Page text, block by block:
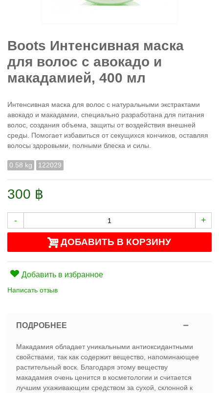
Boots Интенсивная маска
для волос с авокадо и
макадамией, 400 мл
Интенсивная маска для волос с натуральными экстрактами
авокадо и макадамии, специально разработана для питания
волос, создания объема, защиты от воздействия внешней
среды. Помогает избавиться от секущихся кончиков, оставляя
волосы здоровыми, полными блеска и силы.
0.58 kg 122029
300 ฿
- +
ДОБАВИТЬ В КОРЗИНУ
Добавить в избранное
Написать отзыв
ПОДРОБНЕЕ
Макадамия обладает уникальными антиоксидантными
свойствами, так как содержит вещество, напоминающее
растительный воск. Благодаря этому веществу
макадамия очень ценится в косметологии и считается
лучшим ухаживающим средством за сухой, склонной к